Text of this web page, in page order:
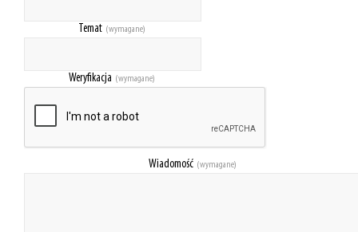
Temat (wymagane)
Weryfikacja (wymagane)
Wiadomość (wymagane)